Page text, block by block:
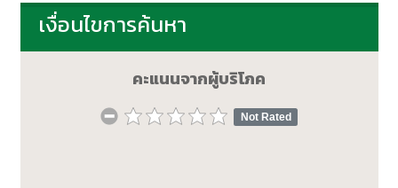
เงื่อนไขการค้นหา
คะแนนจากผู้บริโภค
Not Rated